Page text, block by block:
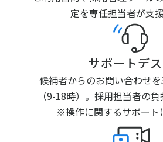
定を専任担当者が支
サポートデ
候補者からのお問い合わせ
（9-18時）。採用担当者の
※操作に関するサポート